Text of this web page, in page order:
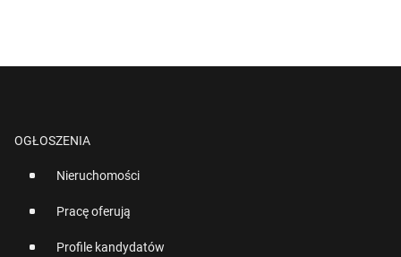
OGŁOSZENIA
Nieruchomości
Pracę oferują
Profile kandydatów